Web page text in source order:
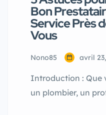
Bon
Service Près
Vous
Nono85 avril
Introduction : Que
un plombier, un